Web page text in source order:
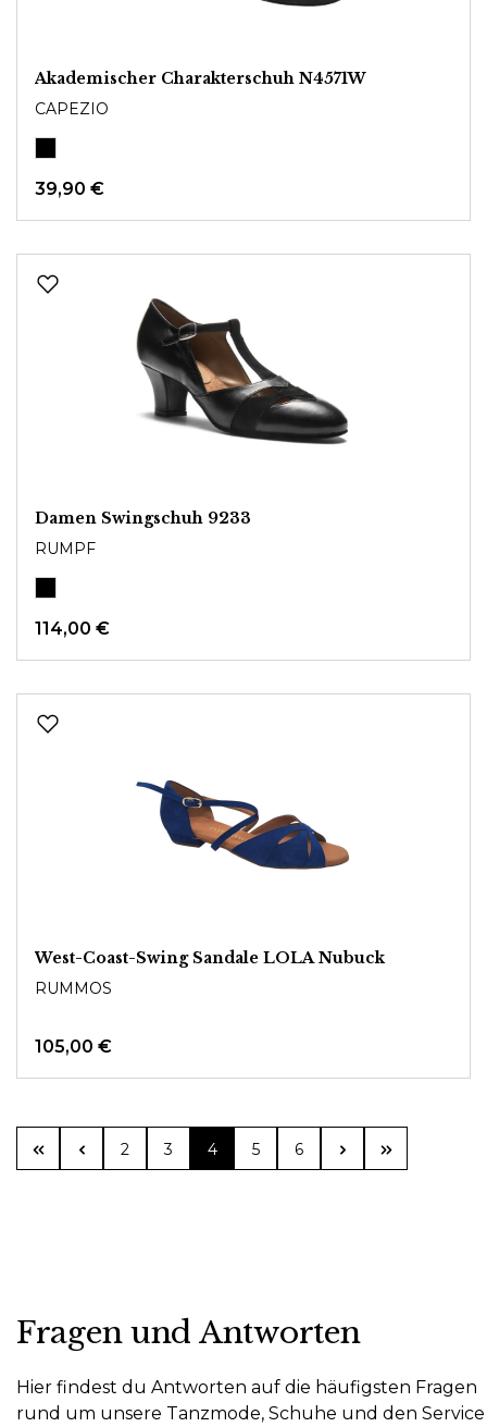
Akademischer Charakterschuh N4571W
CAPEZIO
39,90 €
Damen Swingschuh 9233
RUMPF
114,00 €
West-Coast-Swing Sandale LOLA Nubuck
RUMMOS
105,00 €
Seite
2 Seite
3 Seite
4 Seite
5 Seite
6
Fragen und Antworten
Hier findest du Antworten auf die häufigsten Fragen
rund um unsere Tanzmode, Schuhe und den Service